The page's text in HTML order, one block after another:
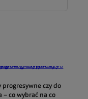
progresywne czy do
– co wybrać na co